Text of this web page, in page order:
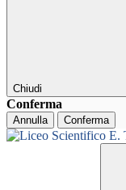
Chiudi
Conferma
Annulla Conferma